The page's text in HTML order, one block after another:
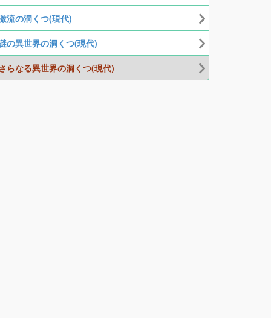
流の洞くつ(現代)
の異世界の洞くつ(現代)
らなる異世界の洞くつ(現代)